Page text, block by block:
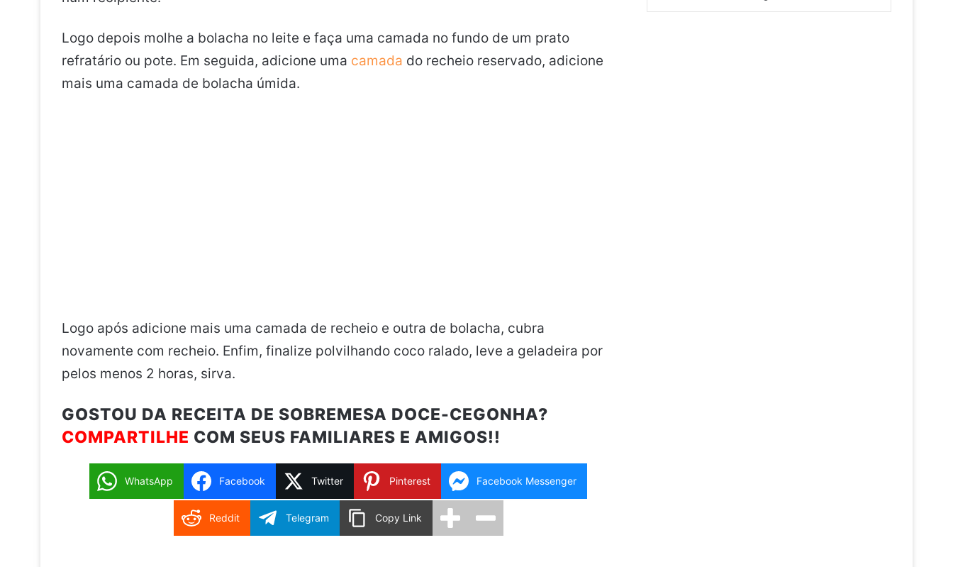
Logo depois molhe a bolacha no leite e faça uma camada no fundo de um prato
refratário ou pote. Em seguida, adicione uma camada do recheio reservado, adicione
mais uma camada de bolacha úmida.
Logo após adicione mais uma camada de recheio e outra de bolacha, cubra
novamente com recheio. Enfim, finalize polvilhando coco ralado, leve a geladeira por
pelos menos 2 horas, sirva.
GOSTOU DA RECEITA DE SOBREMESA DOCE-CEGONHA?
COMPARTILHE COM SEUS FAMILIARES E AMIGOS!!
WhatsApp Facebook Twitter Pinterest Facebook Messenger
Reddit Telegram Copy Link